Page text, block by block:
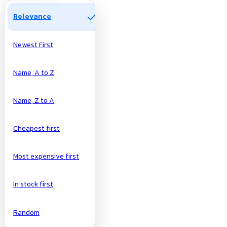
Relevance check
Newest First
Name, A to Z
Name, Z to A
Cheapest first
Most expensive first
In stock first
Random